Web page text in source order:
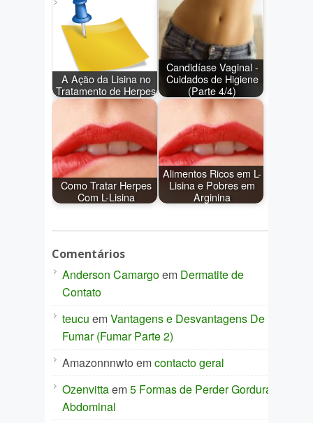
A Ação da Lisina no
Tratamento de Herpes
Candidíase Vaginal -
Cuidados de Higiene
(Parte 4/4)
Como Tratar Herpes
Com L-Lisina
Alimentos Ricos em L-
Lisina e Pobres em
Arginina
Comentários
Anderson Camargoem Dermatite de
Contato
teucu emVantagens e Desvantagens De
Fumar (Fumar Parte 2)
Amazonnnwto emcontacto geral
Ozenvittaem5 Formas de Perder Gordura
Abdominal